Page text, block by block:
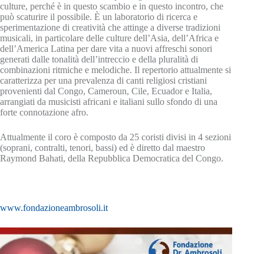
culture, perché è in questo scambio e in questo incontro, che
può scaturire il possibile. È un laboratorio di ricerca e
sperimentazione di creatività che attinge a diverse tradizioni
musicali, in particolare delle culture dell’Asia, dell’Africa e
dell’America Latina per dare vita a nuovi affreschi sonori
generati dalle tonalità dell’intreccio e della pluralità di
combinazioni ritmiche e melodiche. Il repertorio attualmente si
caratterizza per una prevalenza di canti religiosi cristiani
provenienti dal Congo, Cameroun, Cile, Ecuador e Italia,
arrangiati da musicisti africani e italiani sullo sfondo di una
forte connotazione afro.
Attualmente il coro è composto da 25 coristi divisi in 4 sezioni
(soprani, contralti, tenori, bassi) ed è diretto dal maestro
Raymond Bahati, della Repubblica Democratica del Congo.
www.fondazioneambrosoli.it